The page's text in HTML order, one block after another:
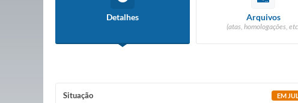
Detalhes Arquivos
(atas, homologações,
Situação EM